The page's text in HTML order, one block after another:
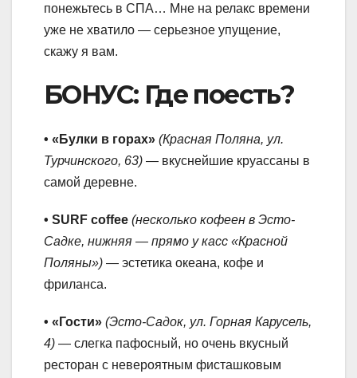
понежьтесь в СПА… Мне на релакс времени
уже не хватило — серьезное упущение,
скажу я вам.
БОНУС: Где поесть?
• «Булки в горах» (Красная Поляна, ул.
Турчинского, 63) — вкуснейшие круассаны в
самой деревне.
• SURF coffee (несколько кофеен в Эсто-
Садке, нижняя — прямо у касс «Красной
Поляны») — эстетика океана, кофе и
фриланса.
• «Гости» (Эсто-Садок, ул. Горная Карусель,
4) — слегка пафосный, но очень вкусный
ресторан с невероятным фисташковым